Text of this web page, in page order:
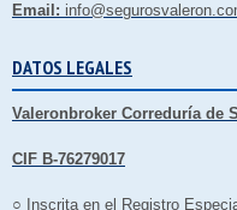
Email:
DATOS LEGALES
Valeronbroker Correduría de
CIF B-76279017
○ Inscrita en el Registro